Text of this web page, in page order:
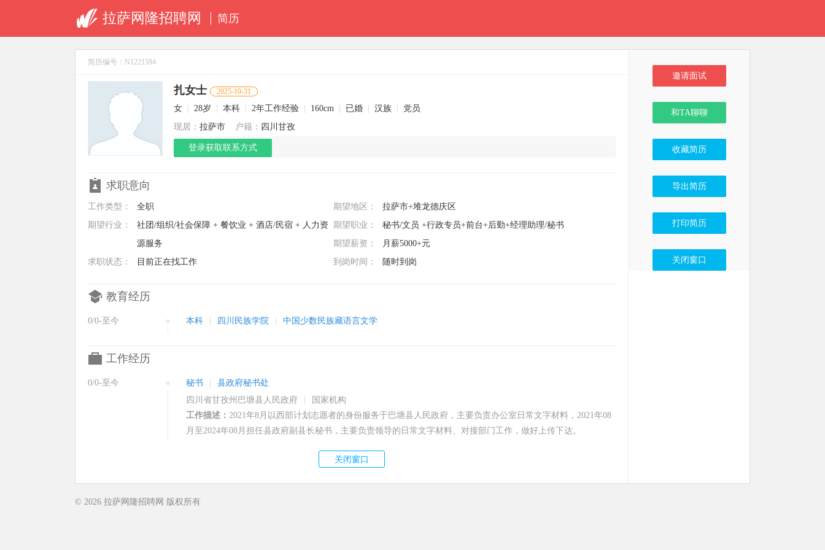
拉萨网隆招聘网 简历
简历编号：N1221594
扎女士 2025-10-31
女 28岁 本科 2年工作经验 160cm 已婚 汉族
党员
现居： 拉萨市 户籍： 四川甘孜
登录获取联系方式
求职意向
工作类型： 全职 期望地区：
拉萨市+堆龙德庆区
期望行业：
社团/组织/社会保障 + 餐饮业 + 酒店/民宿 + 人力资
源服务
期望职业：
秘书/文员 +行政专员+前台+后勤+经理助理/秘书
期望薪资：
月薪5000+元
求职状态：
目前正在找工作 到岗时间： 随时到岗
教育经历
0/0-至今 本科 四川民族学院 中国少数民族藏语言文学
工作经历
0/0-至今 秘书
县政府秘书处
四川省甘孜州巴塘县人民政府
国家机构
工作描述： 2021年8月以西部计划志愿者的身份服务于巴塘县人民政府，主要负责办公室日常文字材料，2021年08
月至2024年08月担任县政府副县长秘书，主要负责领导的日常文字材料、对接部门工作，做好上传下达。
邀请面试
和TA聊聊
收藏简历
导出简历
打印简历
关闭窗口
© 2026 拉萨网隆招聘网 版权所有